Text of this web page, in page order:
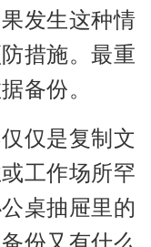
发生这种情
措施。最重
备份。
仅是复制文
工作场所罕
桌抽屉里的